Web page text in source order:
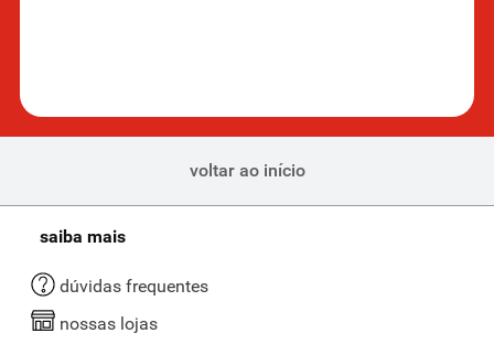
voltar ao início
saiba mais
dúvidas frequentes
nossas lojas